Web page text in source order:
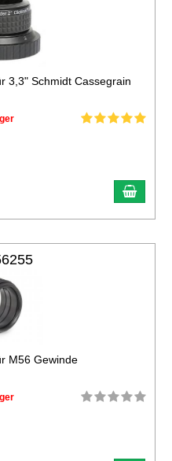
3,3" Schmidt Cassegrain
M56 Gewinde